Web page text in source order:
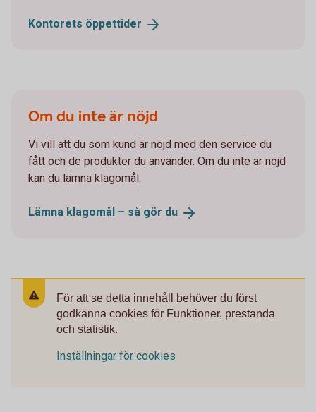
Kontorets öppettider
Om du inte är nöjd
Vi vill att du som kund är nöjd med den service du
fått och de produkter du använder. Om du inte är nöjd
kan du lämna klagomål.
Lämna klagomål – så gör du
För att se detta innehåll behöver du först
godkänna cookies för Funktioner, prestanda
och statistik.
Inställningar för cookies